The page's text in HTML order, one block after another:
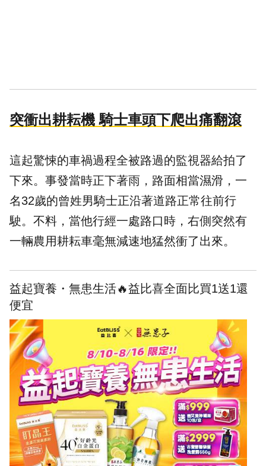
突衝出耕耘機 騎士車頭下爬出痛翻滾
這起驚悚的車禍過程全被路過的監視器給拍了
下來。事發當時正下著雨，路面相當濕滑，一
名32歲的曾姓男騎士正沿著道路正常往前行
駛。不料，當他行經一處路口時，右側突然有
一輛農用耕耘車毫無減速地猛然衝了出來。
益起寶養・無患生活🔥益比喜全面比買1送1還
便宜